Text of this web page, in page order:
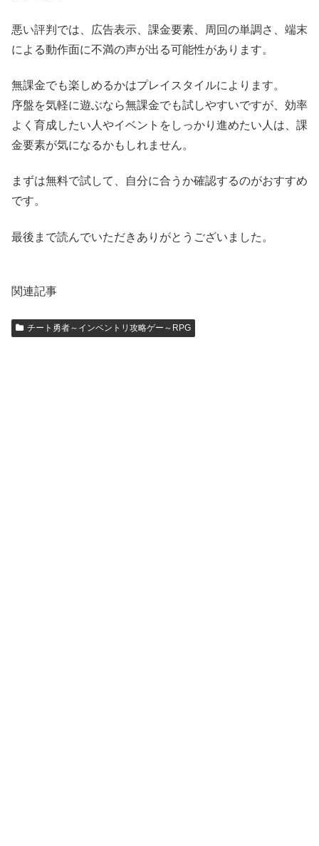
悪い評判では、広告表示、課金要素、周回の単調さ、端末
による動作面に不満の声が出る可能性があります。
無課金でも楽しめるかはプレイスタイルによります。
序盤を気軽に遊ぶなら無課金でも試しやすいですが、効率
よく育成したい人やイベントをしっかり進めたい人は、課
金要素が気になるかもしれません。
まずは無料で試して、自分に合うか確認するのがおすすめ
です。
最後まで読んでいただきありがとうございました。
関連記事
チート勇者～インベントリ攻略ゲー～RPG